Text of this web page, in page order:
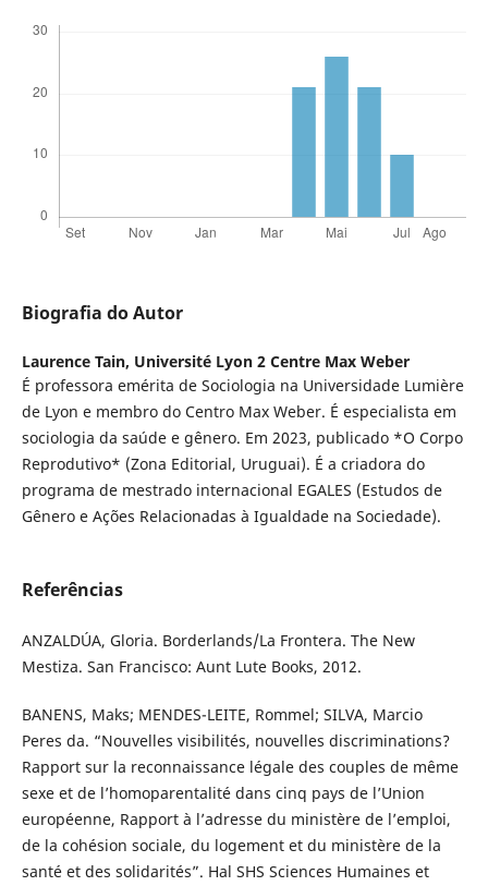
Biografia do Autor
Laurence Tain, Université Lyon 2 Centre Max Weber
É professora emérita de Sociologia na Universidade Lumière
de Lyon e membro do Centro Max Weber. É especialista em
sociologia da saúde e gênero. Em 2023, publicado *O Corpo
Reprodutivo* (Zona Editorial, Uruguai). É a criadora do
programa de mestrado internacional EGALES (Estudos de
Gênero e Ações Relacionadas à Igualdade na Sociedade).
Referências
ANZALDÚA, Gloria. Borderlands/La Frontera. The New
Mestiza. San Francisco: Aunt Lute Books, 2012.
BANENS, Maks; MENDES-LEITE, Rommel; SILVA, Marcio
Peres da. “Nouvelles visibilités, nouvelles discriminations?
Rapport sur la reconnaissance légale des couples de même
sexe et de l’homoparentalité dans cinq pays de l’Union
européenne, Rapport à l’adresse du ministère de l’emploi,
de la cohésion sociale, du logement et du ministère de la
santé et des solidarités”. Hal SHS Sciences Humaines et